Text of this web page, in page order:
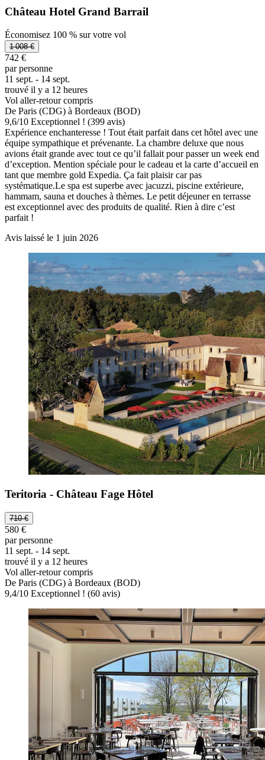
Château Hotel Grand Barrail
Économisez 100 % sur votre vol
1 008 €
742 €
par personne
11 sept. - 14 sept.
trouvé il y a 12 heures
Vol aller-retour compris
De Paris (CDG) à Bordeaux (BOD)
9,6/10 Exceptionnel ! (399 avis)
Expérience enchanteresse ! Tout était parfait dans cet hôtel avec une
équipe sympathique et prévenante. La chambre deluxe que nous
avions était grande avec tout ce qu’il fallait pour passer un week end
d’exception. Mention spéciale pour le cadeau et la carte d’accueil en
tant que membre gold Expedia. Ça fait plaisir car pas
systématique.Le spa est superbe avec jacuzzi, piscine extérieure,
hammam, sauna et douches à thèmes. Le petit déjeuner en terrasse
est exceptionnel avec des produits de qualité. Rien à dire c’est
parfait !
Avis laissé le 1 juin 2026
Teritoria - Château Fage Hôtel
710 €
580 €
par personne
11 sept. - 14 sept.
trouvé il y a 12 heures
Vol aller-retour compris
De Paris (CDG) à Bordeaux (BOD)
9,4/10 Exceptionnel ! (60 avis)